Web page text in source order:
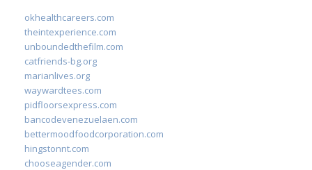
okhealthcareers.com
theintexperience.com
unboundedthefilm.com
catfriends-bg.org
marianlives.org
waywardtees.com
pidfloorsexpress.com
bancodevenezuelaen.com
bettermoodfoodcorporation.com
hingstonnt.com
chooseagender.com